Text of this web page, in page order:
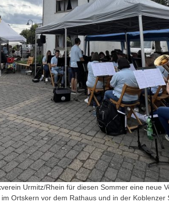
Urmitz/Rhein für diesen Sommer eine neue
Ortskern vor dem Rathaus und in der Koblenzer